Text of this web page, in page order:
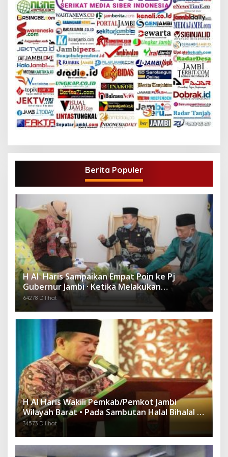
Berita Populer
H Al Haris Sampaikan Empat Poin ke Pj
Gubernur Jambi · Ketika Melakukan
Kunjungan Kerja ke Merangin
64278 Dilihat
H Al Haris Wakili Pemkab/Pemkot Jambi
Wilayah Barat • Pada Sambutan Halal Bihalal di
Gubernuran
34573 Dilihat